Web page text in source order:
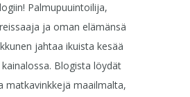
Palmupuuintoilija,
ja oman elämänsä
jahtaa ikuista kesää
Blogista löydät
matkavinkkejä maailmalta,